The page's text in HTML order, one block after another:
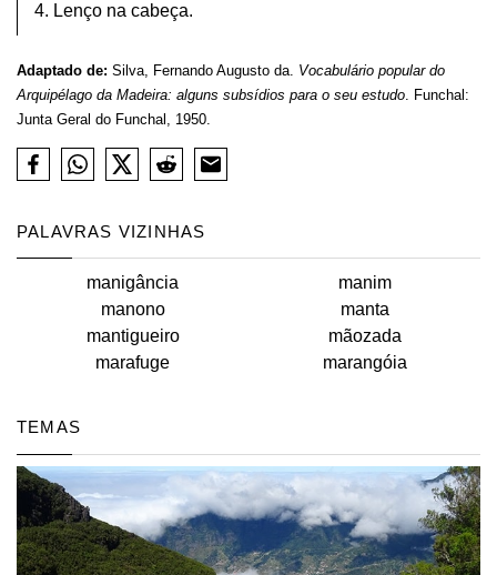
4. Lenço na cabeça.
Adaptado de: Silva, Fernando Augusto da. Vocabulário popular do
Arquipélago da Madeira: alguns subsídios para o seu estudo. Funchal:
Junta Geral do Funchal, 1950.
PALAVRAS VIZINHAS
manigância
manim
manono
manta
mantigueiro
mãozada
marafuge
marangóia
TEMAS